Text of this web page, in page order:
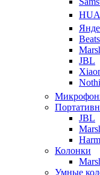
Beats
JBL
JBL
Колонки
Умные